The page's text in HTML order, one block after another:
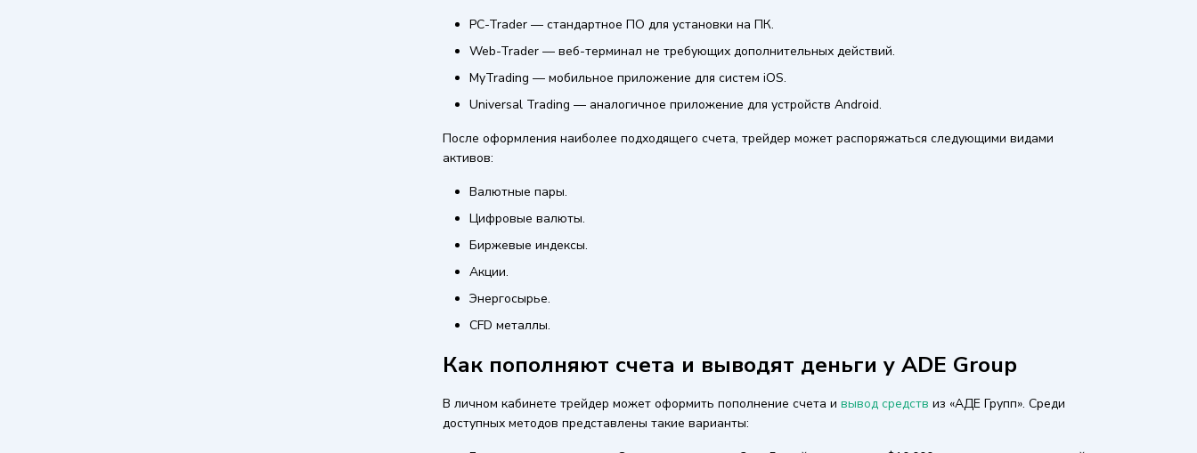
PC-Trader — стандартное ПО для установки на ПК.
Web-Trader — веб-терминал не требующих дополнительных действий.
MyTrading — мобильное приложение для систем iOS.
Universal Trading — аналогичное приложение для устройств Android.
После оформления наиболее подходящего счета, трейдер может распоряжаться следующими видами
активов:
Валютные пары.
Цифровые валюты.
Биржевые индексы.
Акции.
Энергосырье.
CFD металлы.
Как пополняют счета и выводят деньги у ADE Group
В личном кабинете трейдер может оформить пополнение счета и вывод средств из «АДЕ Групп». Среди
доступных методов представлены такие варианты: